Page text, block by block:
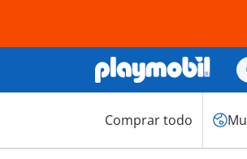
Comprar todo